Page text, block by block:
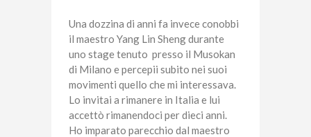
Una dozzina di anni fa invece conobbi
il maestro Yang Lin Sheng durante
uno stage tenuto presso il Musokan
di Milano e percepii subito nei suoi
movimenti quello che mi interessava.
Lo invitai a rimanere in Italia e lui
accettò rimanendoci per dieci anni.
Ho imparato parecchio dal maestro